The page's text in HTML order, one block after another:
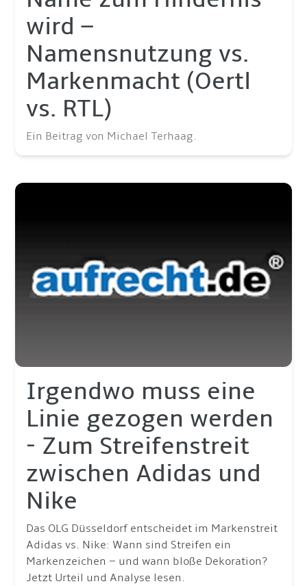
wird –
Namensnutzung vs.
Markenmacht (Oertl
vs. RTL)
Ein Beitrag von Michael Terhaag.
Irgendwo muss eine
Linie gezogen werden
- Zum Streifenstreit
zwischen Adidas und
Nike
Das OLG Düsseldorf entscheidet im Markenstreit
Adidas vs. Nike: Wann sind Streifen ein
Markenzeichen – und wann bloße Dekoration?
Jetzt Urteil und Analyse lesen.